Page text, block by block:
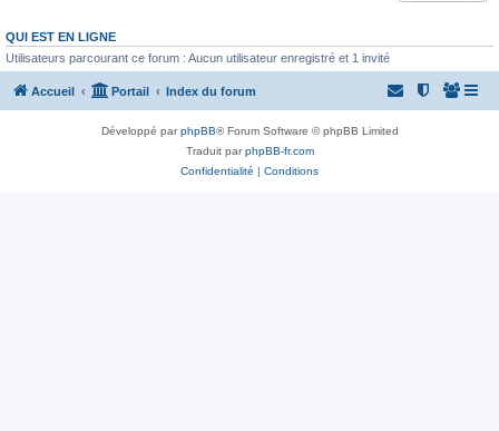
QUI EST EN LIGNE
Utilisateurs parcourant ce forum : Aucun utilisateur enregistré et 1 invité
Accueil Portail Index du forum
Développé parphpBB® Forum Software © phpBB Limited
Traduit parphpBB-fr.com
Confidentialité | Conditions